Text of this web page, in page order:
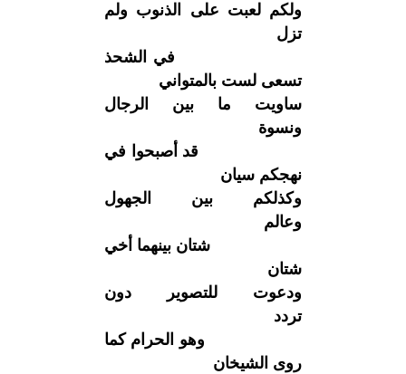
ولكم لعبت على الذنوب ولم
تزل
في الشحذ
تسعى لست بالمتواني
ساويت ما بين الرجال
ونسوة
قد أصبحوا في
نهجكم سيان
وكذلكم بين الجهول
وعالم
شتان بينهما أخي
شتان
ودعوت للتصوير دون
تردد
وهو الحرام كما
روى الشيخان